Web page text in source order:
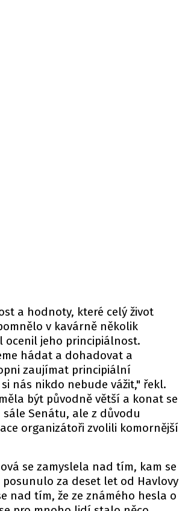
a hodnoty, které celý život
v kavárně několik
ocenil jeho principiálnost.
hádat a dohadovat a
zaujímat principiální
nás nikdo nebude vážit," řekl.
být původně větší a konat se
Senátu, ale z důvodu
organizátoři zvolili komornější
se zamyslela nad tím, kam se
za deset let od Havlovy
nad tím, že ze známého hesla o